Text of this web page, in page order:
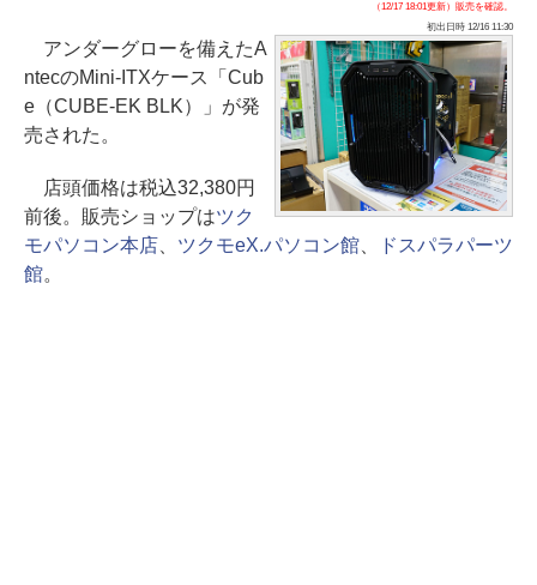
（12/17 18:01更新）販売を確認。
初出日時 12/16 11:30
アンダーグローを備えたA
ntecのMini-ITXケース「Cub
e（CUBE-EK BLK）」が発
売された。
店頭価格は税込32,380円
前後。販売ショップはツク
モパソコン本店、 ツクモeX.パソコン館、
ドスパラパーツ
館。